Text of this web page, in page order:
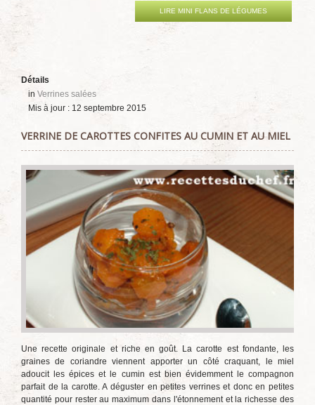
LIRE MINI FLANS DE LÉGUMES
Détails
in Verrines salées
Mis à jour : 12 septembre 2015
VERRINE DE CAROTTES CONFITES AU CUMIN ET AU MIEL
Une recette originale et riche en goût. La carotte est fondante, les
graines de coriandre viennent apporter un côté craquant, le miel
adoucit les épices et le cumin est bien évidemment le compagnon
parfait de la carotte. A déguster en petites verrines et donc en petites
quantité pour rester au maximum dans l'étonnement et la richesse des